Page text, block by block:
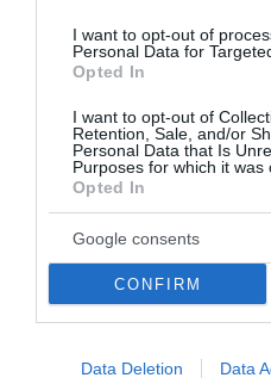
I want to opt-out of
Personal Data for
Opted In
I want to opt-out of
Retention, Sale, and/or
Personal Data that Is
Purposes for which it was
Opted In
Google consents
CONFIRM
Data Deletion Data
Ινδία: 12